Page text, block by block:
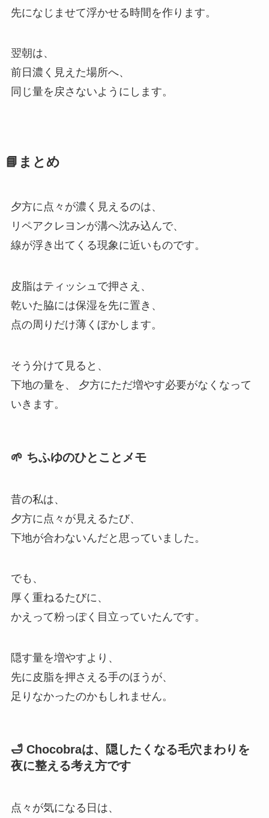
先になじませて浮かせる時間を作ります。
翌朝は、
前日濃く見えた場所へ、
同じ量を戻さないようにします。
📘まとめ
夕方に点々が濃く見えるのは、
リペアクレヨンが溝へ沈み込んで、
線が浮き出てくる現象に近いものです。
皮脂はティッシュで押さえ、
乾いた脇には保湿を先に置き、
点の周りだけ薄くぼかします。
そう分けて見ると、
下地の量を、 夕方にただ増やす必要がなくなって
いきます。
🌱 ちふゆのひとことメモ
昔の私は、
夕方に点々が見えるたび、
下地が合わないんだと思っていました。
でも、
厚く重ねるたびに、
かえって粉っぽく目立っていたんです。
隠す量を増やすより、
先に皮脂を押さえる手のほうが、
足りなかったのかもしれません。
🛁 Chocobraは、隠したくなる毛穴まわりを
夜に整える考え方です
点々が気になる日は、